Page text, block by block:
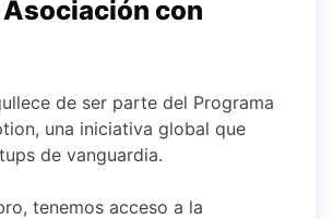
con
de ser parte del Programa
una iniciativa global que
de vanguardia.
tenemos acceso a la